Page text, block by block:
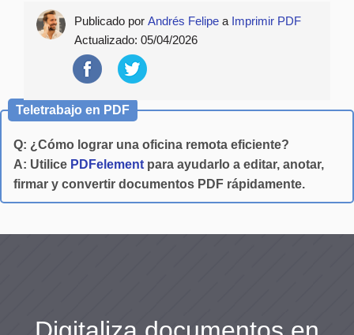
Publicado porAndrés Felipe a Imprimir PDF
Actualizado:05/04/2026
Teletrabajo en PDF
Q: ¿Cómo lograr una oficina remota eficiente?
A: Utilice PDFelement para ayudarlo a editar, anotar,
firmar y convertir documentos PDF rápidamente.